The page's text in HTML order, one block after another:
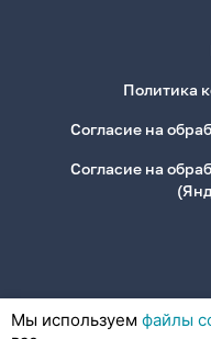
Политика
Согласие на
Согласие на
Мы используем файлы